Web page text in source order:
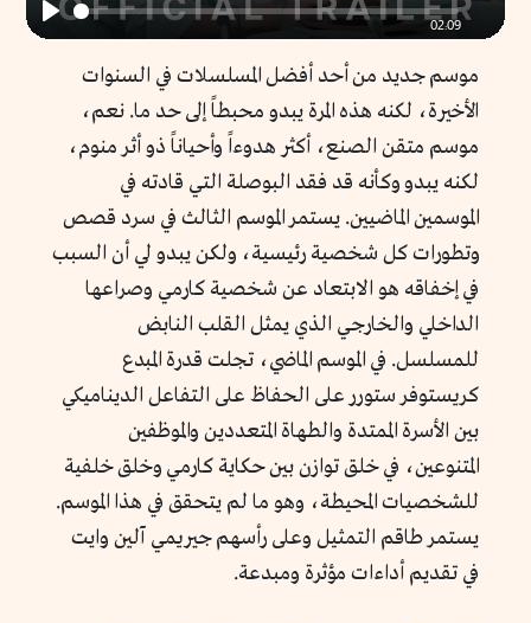
Play
02:09
موسم جديد من أحد أفضل المسلسلات في السنوات
الأخيرة، لكنه هذه المرة يبدو محبطاً إلى حد ما. نعم،
موسم متقن الصنع، أكثر هدوءاً وأحياناً ذو أثر منوم،
لكنه يبدو وكأنه قد فقد البوصلة التي قادته في
الموسمين الماضيين. يستمر الموسم الثالث في سرد قصص
وتطورات كل شخصية رئيسية، ولكن يبدو لي أن السبب
في إخفاقه هو الابتعاد عن شخصية كارمي وصراعها
الداخلي والخارجي الذي يمثل القلب النابض
للمسلسل. في الموسم الماضي، تجلت قدرة المبدع
كريستوفر ستورر على الحفاظ على التفاعل الديناميكي
بين الأسرة الممتدة والطهاة المتعددين والموظفين
المتنوعين، في خلق توازن بين حكاية كارمي وخلق خلفية
للشخصيات المحيطة، وهو ما لم يتحقق في هذا الموسم.
يستمر طاقم التمثيل وعلى رأسهم جيريمي آلين وايت
في تقديم أداءات مؤثرة ومبدعة.